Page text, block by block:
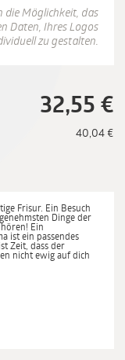
die Möglichkeit, das
Daten, Ihres Logos
zu gestalten.
32,55 €
40,04 €
Frisur. Ein Besuch
Dinge der
Ein
ist ein passendes
Zeit, dass der
nicht ewig auf dich